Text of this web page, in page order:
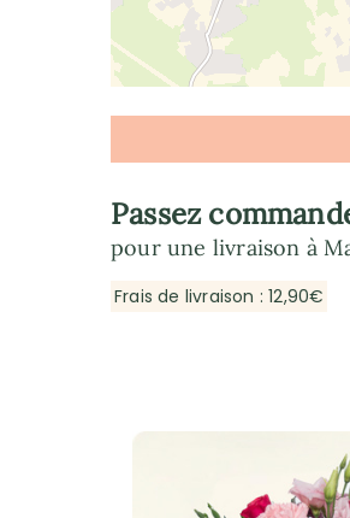
Passez
pour une livraison à
Frais de livraison : 12,90€